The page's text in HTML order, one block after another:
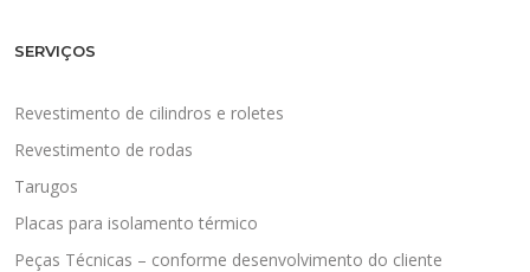
SERVIÇOS
Revestimento de cilindros e roletes
Revestimento de rodas
Tarugos
Placas para isolamento térmico
Peças Técnicas – conforme desenvolvimento do cliente